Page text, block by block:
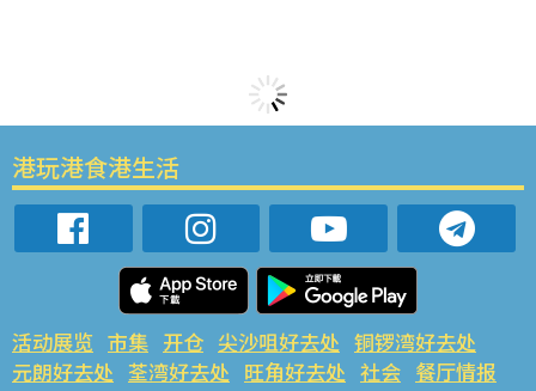
港玩港食港生活
活动展览 市集 开仓 尖沙咀好去处 铜锣湾好去处
元朗好去处 荃湾好去处 旺角好去处 社会 餐厅情报